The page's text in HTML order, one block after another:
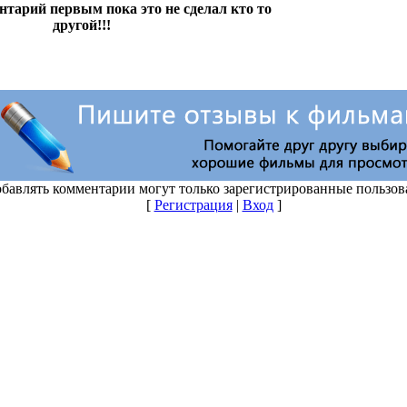
комментарии могут только зарегистрированные
[ Регистрация| Вход]